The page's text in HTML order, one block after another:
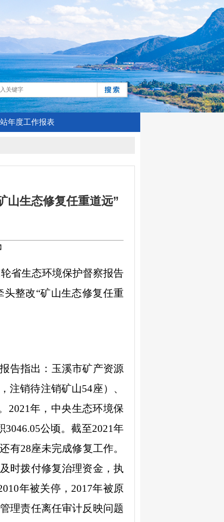
年度工作报表
山生态修复任重道远”
】
省生态环境保护督察报告
整改“矿山生态修复任重
告指出： 玉溪市矿产资源
，注销待注销矿山54座） 、
2021年，中央生态环境保
3046.05公顷。截至2021年
有28座未完成修复工作。
时拨付修复治理资金，执
年被关停， 2017年被原
理责任离任审计反映问题